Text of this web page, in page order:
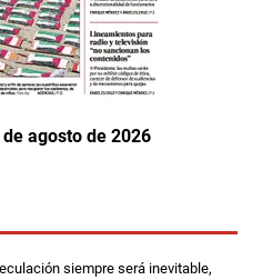
agosto de 2026
siempre será inevitable,